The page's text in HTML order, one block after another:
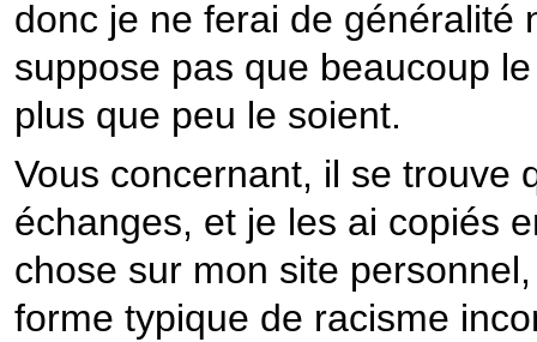
donc je ne ferai de généralité
suppose pas que beaucoup
plus que peu le soient.
Vous concernant, il se trouve
échanges, et je les ai copiés
chose sur mon site
forme typique de racisme